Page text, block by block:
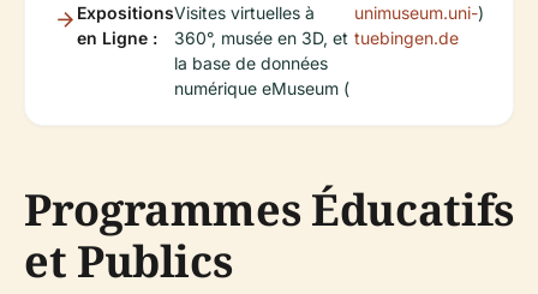
Expositions
en Ligne :
Visites virtuelles à
360°, musée en 3D, et
la base de données
numérique eMuseum (
unimuseum.uni-
tuebingen.de
)
Programmes Éducatifs
et Publics